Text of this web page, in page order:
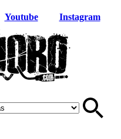
Youtube Instagram